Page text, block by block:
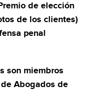
de elección
de los clientes)
penal
son miembros
Abogados de